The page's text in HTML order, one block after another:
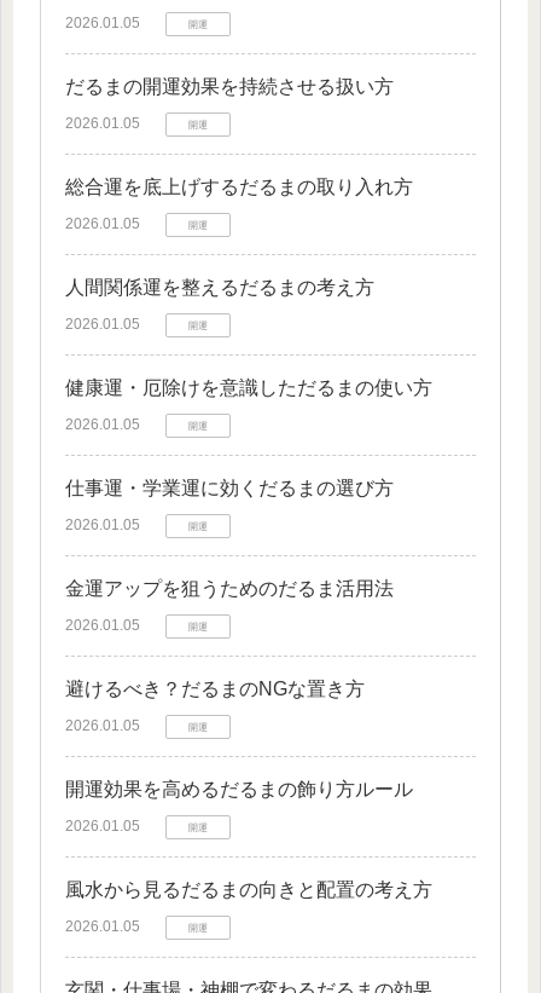
2026.01.05 開運
だるまの開運効果を持続させる扱い方
2026.01.05 開運
総合運を底上げするだるまの取り入れ方
2026.01.05 開運
人間関係運を整えるだるまの考え方
2026.01.05 開運
健康運・厄除けを意識しただるまの使い方
2026.01.05 開運
仕事運・学業運に効くだるまの選び方
2026.01.05 開運
金運アップを狙うためのだるま活用法
2026.01.05 開運
避けるべき？だるまのNGな置き方
2026.01.05 開運
開運効果を高めるだるまの飾り方ルール
2026.01.05 開運
風水から見るだるまの向きと配置の考え方
2026.01.05 開運